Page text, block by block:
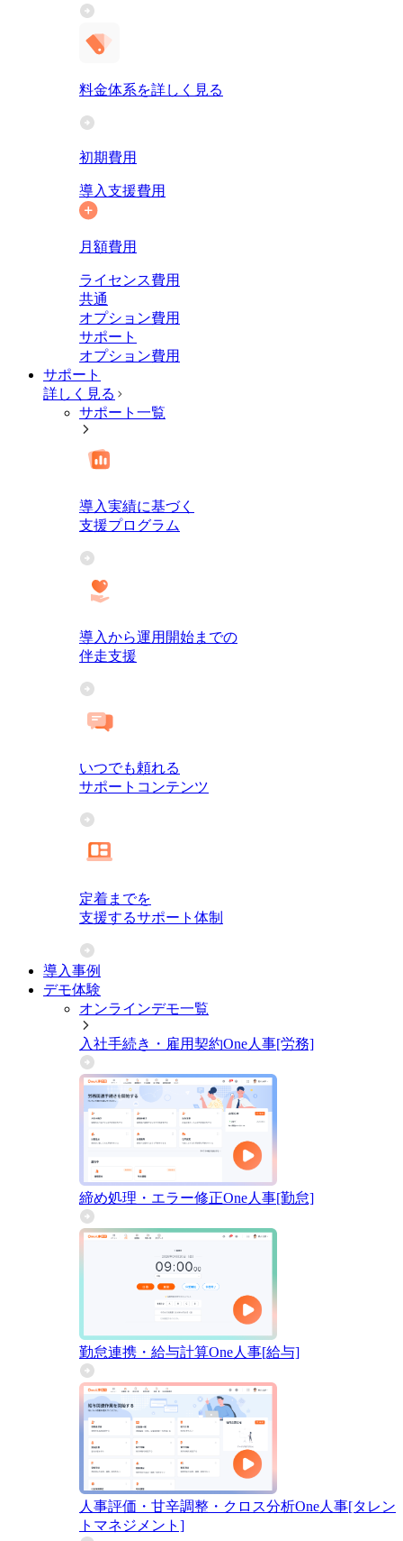
料金体系を詳しく見る
初期費用
導入支援費用
月額費用
ライセンス費用
共通
オプション費用
サポート
オプション費用
サポート
詳しく見る
サポート一覧
導入実績に基づく
支援プログラム
導入から運用開始までの
伴走支援
いつでも頼れる
サポートコンテンツ
定着までを
支援するサポート体制
導入事例
デモ体験
オンラインデモ一覧
入社手続き・雇用契約One人事[労務]
締め処理・エラー修正One人事[勤怠]
勤怠連携・給与計算One人事[給与]
人事評価・甘辛調整・クロス分析One人事[タレン
トマネジメント]